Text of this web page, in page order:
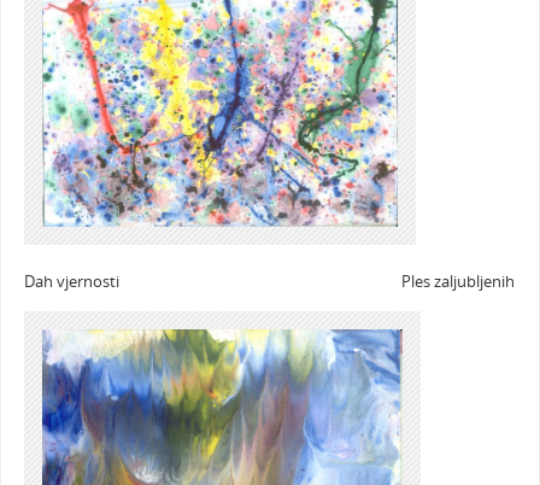
Dah vjernosti Ples zaljubljenih